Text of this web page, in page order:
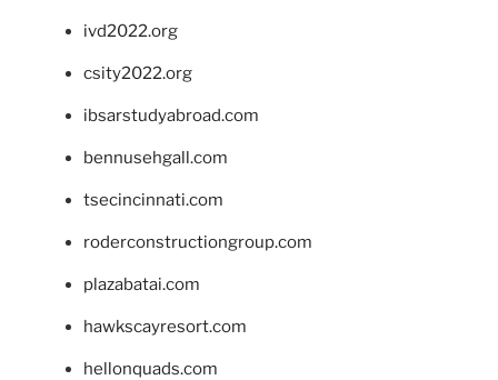
ivd2022.org
csity2022.org
ibsarstudyabroad.com
bennusehgall.com
tsecincinnati.com
roderconstructiongroup.com
plazabatai.com
hawkscayresort.com
hellonquads.com